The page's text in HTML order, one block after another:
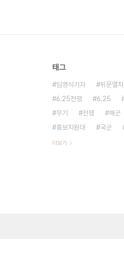
태그
임영식기자 위문열차
6.25전쟁
6.25
무기
전쟁 해군
홍보지원대
국군
더보기